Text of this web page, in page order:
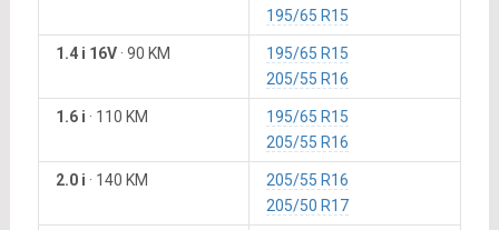
195/65 R15
1.4 i 16V· 90 KM
195/65 R15
205/55 R16
1.6 i · 110 KM
195/65 R15
205/55 R16
2.0 i · 140 KM
205/55 R16
205/50 R17